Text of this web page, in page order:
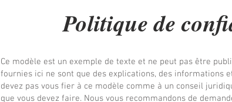
Politique de
Ce modèle est un exemple de texte et ne peut pas être
fournies ici ne sont que des explications, des informations
devez pas vous fier à ce modèle comme à un conseil
que vous devez faire. Nous vous recommandons de